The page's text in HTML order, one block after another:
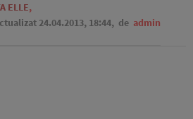
ELLE,
24.04.2013, 18:44, de admin